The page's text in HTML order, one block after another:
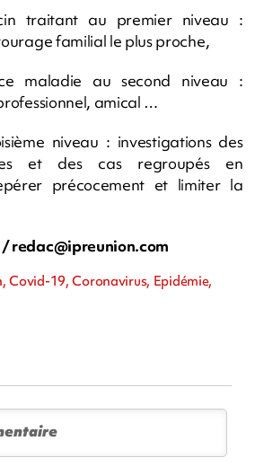
au premier niveau :
familial le plus proche,
au second niveau :
amical …
niveau : investigations des
et des cas regroupés en
précocement et limiter la
/redac@ipreunion.com
Covid-19, Coronavirus, Epidémie,